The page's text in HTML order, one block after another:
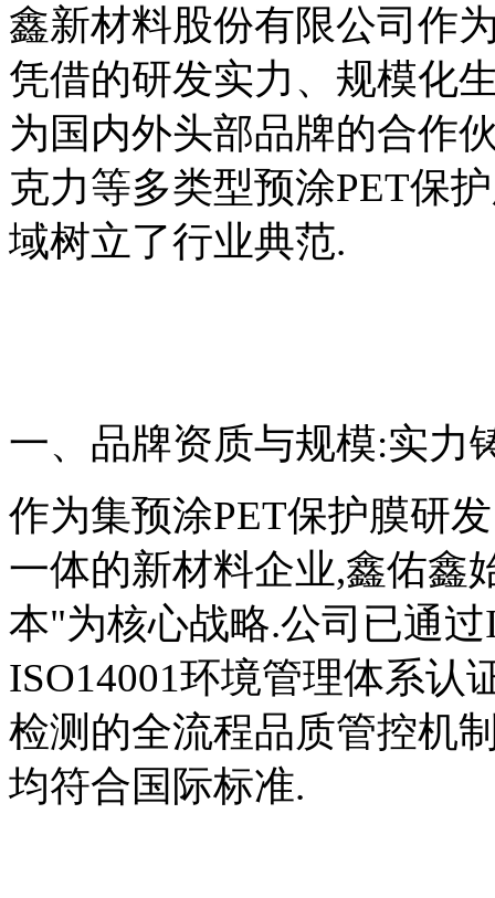
鑫新材料股份有限公司作
凭借的研发实力、规模化
为国内外头部品牌的合作
克力等多类型预涂PET保
域树立了行业典范.
一、品牌资质与规模:实力
作为集预涂PET保护膜研
一体的新材料企业,鑫佑鑫
本"为核心战略.公司已通
ISO14001环境管理体系认
检测的全流程品质管控机
均符合国际标准.